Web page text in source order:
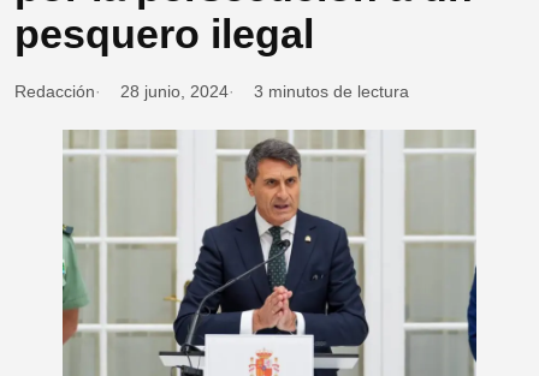
pesquero ilegal
Redacción 28 junio, 2024 3 minutos de lectura